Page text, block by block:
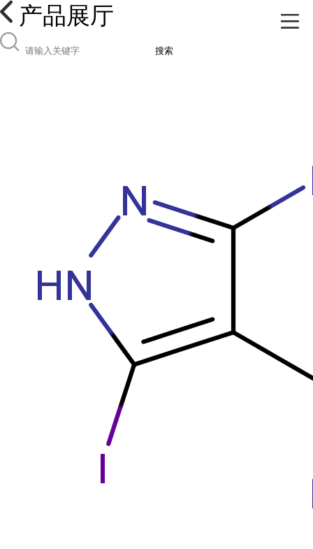
产品展厅
搜索